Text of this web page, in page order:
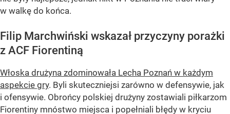
w walkę do końca.
Filip Marchwiński wskazał przyczyny porażki
z ACF Fiorentiną
Włoska drużyna zdominowała Lecha Poznań w każdym
aspekcie gry. Byli skuteczniejsi zarówno w defensywie, jak
i ofensywie. Obrońcy polskiej drużyny zostawiali piłkarzom
Fiorentiny mnóstwo miejsca i popełniali błędy w kryciu